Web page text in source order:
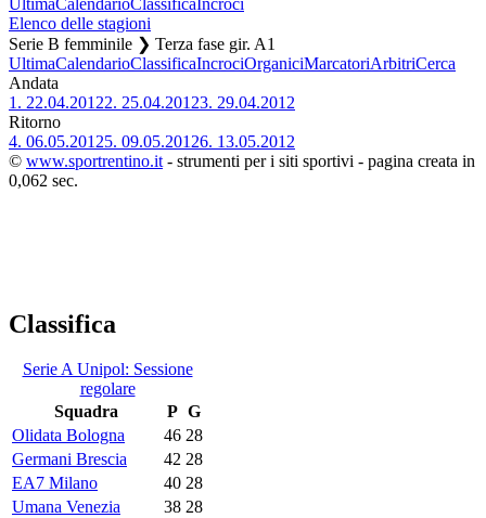
Elenco delle stagioni
Serie B femminile ❯ Terza fase gir. A1
UltimaCalendarioClassificaIncrociOrganiciMarcatoriArbitriCerca
Andata
1. 22.04.20122. 25.04.20123. 29.04.2012
Ritorno
4. 06.05.20125. 09.05.20126. 13.05.2012
© www.sportrentino.it - strumenti per i siti sportivi - pagina creata in
0,062 sec.
Classifica
Serie A Unipol: Sessione
regolare
Squadra
P G
Olidata Bologna
46 28
Germani Brescia
42 28
EA7 Milano
40 28
Umana Venezia
38 28